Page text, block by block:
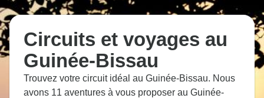
Circuits et voyages au
Guinée-Bissau
Trouvez votre circuit idéal au Guinée-Bissau. Nous
avons 11 aventures à vous proposer au Guinée-